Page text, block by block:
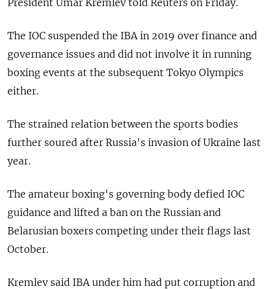
President Umar Kremlev told Reuters on Friday.
The IOC suspended the IBA in 2019 over finance and
governance issues and did not involve it in running
boxing events at the subsequent Tokyo Olympics
either.
The strained relation between the sports bodies
further soured after Russia's invasion of Ukraine last
year.
The amateur boxing's governing body defied IOC
guidance and lifted a ban on the Russian and
Belarusian boxers competing under their flags last
October.
Kremlev said IBA under him had put corruption and